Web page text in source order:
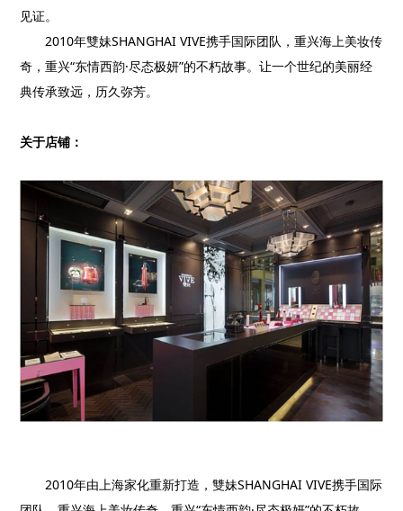
见证。
2010年雙妹SHANGHAI VIVE携手国际团队，重兴海上美妆传
奇，重兴“东情西韵·尽态极妍”的不朽故事。让一个世纪的美丽经
典传承致远，历久弥芳。
关于店铺：
2010年由上海家化重新打造，雙妹SHANGHAI VIVE携手国际